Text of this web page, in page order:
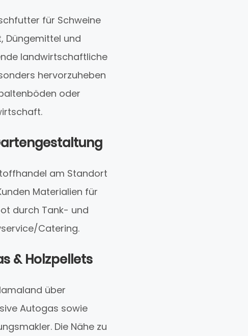
für Schweine
Düngemittel und
landwirtschaftliche
hervorzuheben
oder
am Standort
Materialien für
durch Tank- und
Catering.
& Holzpellets
über
Autogas sowie
Die Nähe zu